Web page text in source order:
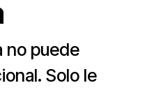
no puede
Solo le